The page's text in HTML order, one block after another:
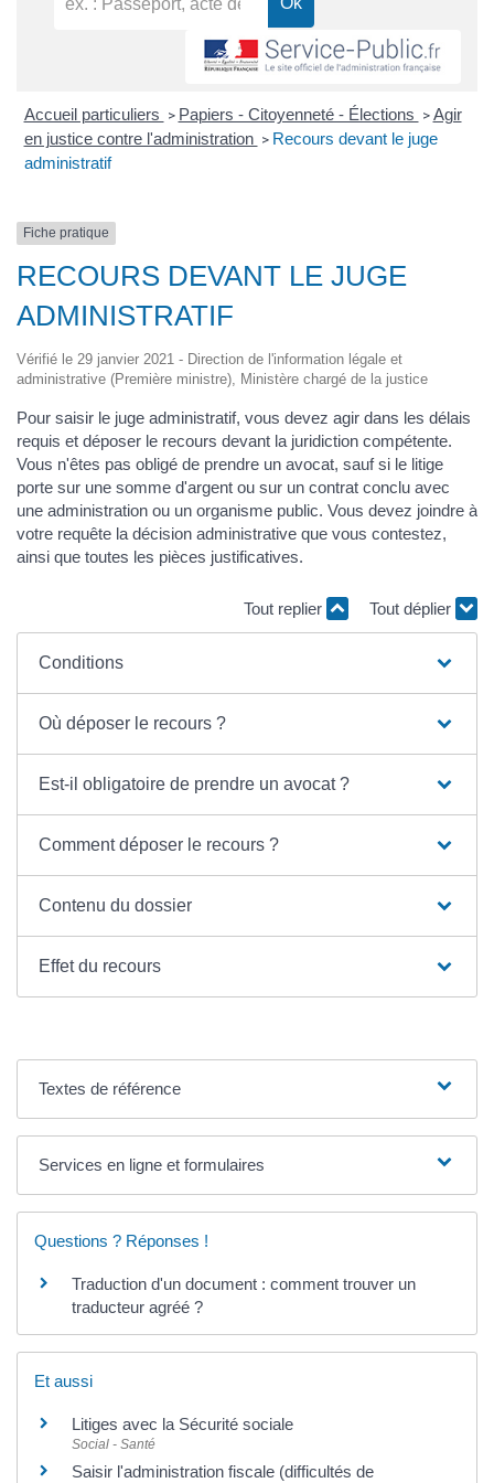
Accueil particuliers > Papiers - Citoyenneté - Élections > Agir
en justice contre l'administration > Recours devant le juge
administratif
Fiche pratique
RECOURS DEVANT LE JUGE
ADMINISTRATIF
Vérifié le 29 janvier 2021 - Direction de l'information légale et
administrative (Première ministre), Ministère chargé de la justice
Pour saisir le juge administratif, vous devez agir dans les délais
requis et déposer le recours devant la juridiction compétente.
Vous n'êtes pas obligé de prendre un avocat, sauf si le litige
porte sur une somme d'argent ou sur un contrat conclu avec
une administration ou un organisme public. Vous devez joindre à
votre requête la décision administrative que vous contestez,
ainsi que toutes les pièces justificatives.
Tout replier Tout déplier
Conditions
Où déposer le recours ?
Est-il obligatoire de prendre un avocat ?
Comment déposer le recours ?
Contenu du dossier
Effet du recours
Textes de référence
Services en ligne et formulaires
Questions ? Réponses !
Traduction d'un document : comment trouver un
traducteur agréé ?
Et aussi
Litiges avec la Sécurité sociale
Social - Santé
Saisir l'administration fiscale (difficultés de